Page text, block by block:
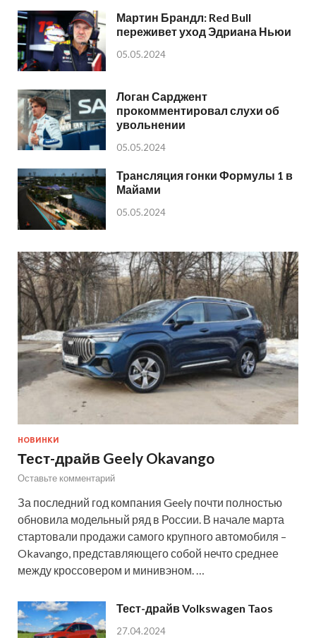
Мартин Брандл: Red Bull
переживет уход Эдриана Ньюи
05.05.2024
Логан Сарджент
прокомментировал слухи об
увольнении
05.05.2024
Трансляция гонки Формулы 1 в
Майами
05.05.2024
НОВИНКИ
Тест-драйв Geely Okavango
Оставьте комментарий
За последний год компания Geely почти полностью
обновила модельный ряд в России. В начале марта
стартовали продажи самого крупного автомобиля –
Okavango, представляющего собой нечто среднее
между кроссовером и минивэном. …
Тест-драйв Volkswagen Taos
27.04.2024